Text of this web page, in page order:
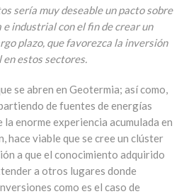
sería muy deseable un pacto sobre
industrial con el fin de crear un
plazo, que favorezca la inversión
estos sectores.
se abren en Geotermia; así como,
de fuentes de energías
enorme experiencia acumulada en
hace viable que se cree un clúster
a que el conocimiento adquirido
a otros lugares donde
como es el caso de